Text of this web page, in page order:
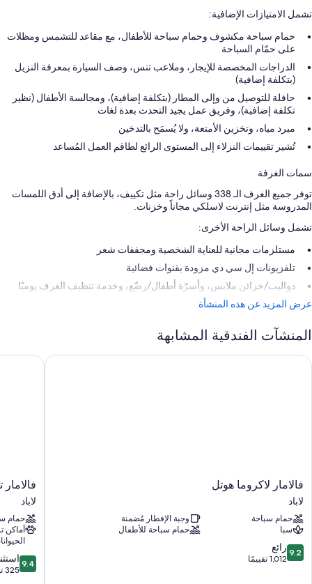
تشمل الامتيازات الإضافية:
حمام سباحة مكشوف وحمام سباحة للأطفال، مع مقاعد للتشمس ومظلات
على حمّام السباحة
الدراجات المخصصة للإيجار، وملاعب تنس، وصف السيارة بمعرفة النزيل
(بتكلفة إضافية)
حافلة للتوصيل من وإلى المطار (بتكلفة إضافية)، ومجالسة الأطفال (نظير
تكلفة إضافية)، وفريق عمل يجيد التحدث بعدة لغات
مبرد مياه، وتخزين الأمتعة، ولا يُسمَح بالتدخين
تُشير تقييمات النزلاء إلى المستوى الرائع لطاقم العمل المُساعد
سمات الغرفة
توفر جميع الغرف الـ 338 وسائل راحة مثل تكييف، بالإضافة إلى أدق اللمسات
المدروسة مثل إنترنت لاسلكي مجاناً وخزنات.
تشمل وسائل الراحة الأخرى:
مستلزمات مجانية للعناية الشخصية ومجففات شعر
تلفزيونات إل سي دي مزودة بقنوات فضائية
دواليب/خزائن ملابس، وأسرّة أطفال/رضّع، وخدمة تنظيف الغرف يوميًا
عرض المزيد عن هذه المنشأة
المنشآت الفندقية المشابهة
فالامار
لاكروما
هوتل
لاباد
فالامار لاكروما هوتل
لاباد
حمام سباحة
وجبة الإفطار مُضمنة
سبا
حمام سباحة للأطفال
9.2
من
9.2 رائع
1,012 تقييمًا
فالامار لاكروما هوتل
فالامار
تيرينا
هوتل
لاباد
فالامار
لاباد
حمام
9.4
من
9.4
325 تقييمًا
فالامار